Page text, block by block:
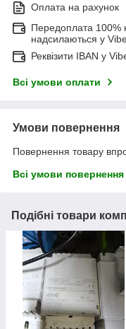
Оплата на рахунок
Передоплата 100%
надсилаються у
Реквізити IBAN у
Всі умови оплати
Умови повернення
Повернення товару
Всі умови повернення
Подібні товари